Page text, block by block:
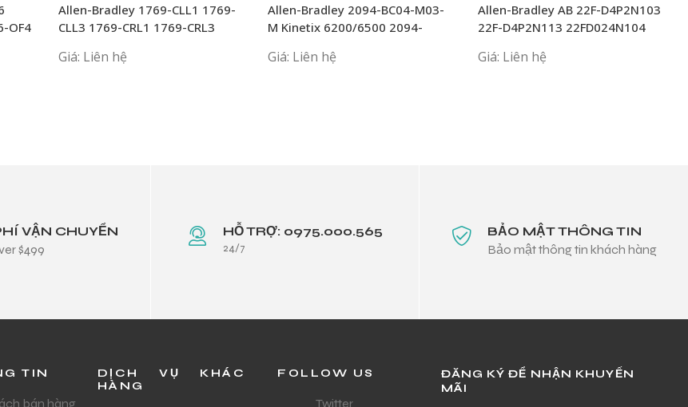
OF4
Allen-Bradley 1769-CLL1 1769-
CLL3 1769-CRL1 1769-CRL3
Giá: Liên hệ
Allen-Bradley 2094-BC04-M03-
M Kinetix 6200/6500 2094-
Giá: Liên hệ
Allen-Bradley AB 22F-D4P2N103
22F-D4P2N113 22FD024N104
Giá: Liên hệ
VẬN CHUYỂN
$499
HỖ TRỢ: 0975.000.565
24/7
BẢO MẬT THÔNG TIN
Bảo mật thông tin khách hàng
TIN
bán hàng
DỊCH VỤ KHÁC
HÀNG
FOLLOW US
Twitter
ĐĂNG KÝ ĐỂ NHẬN KHUYẾN
MÃI